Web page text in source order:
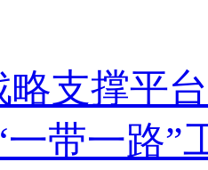
支撑平台
一带一路”